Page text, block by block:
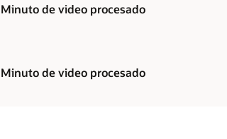
Minuto de video procesado
Minuto de video procesado